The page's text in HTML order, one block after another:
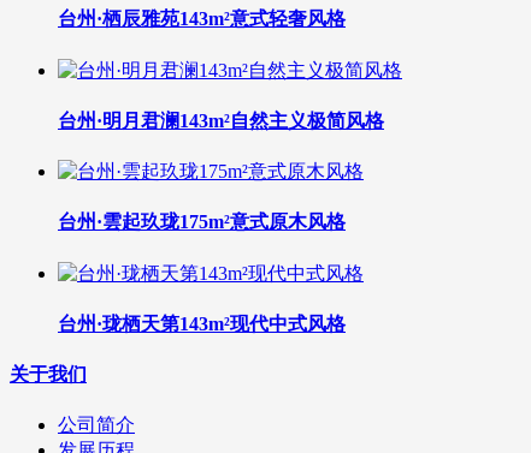
台州·栖辰雅苑143m²意式轻奢风格
台州·明月君澜143m²自然主义极简风格
台州·雲起玖珑175m²意式原木风格
台州·珑栖天第143m²现代中式风格
关于我们
公司简介